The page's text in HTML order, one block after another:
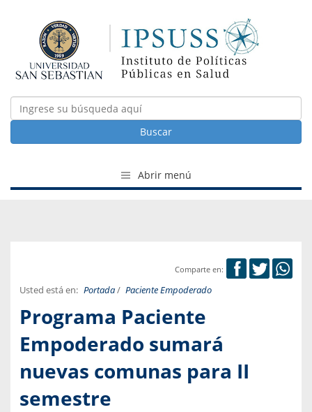
Buscar
Abrir menú
Comparte en:
Usted está en: Portada/ Paciente Empoderado
Programa Paciente
Empoderado sumará
nuevas comunas para II
semestre